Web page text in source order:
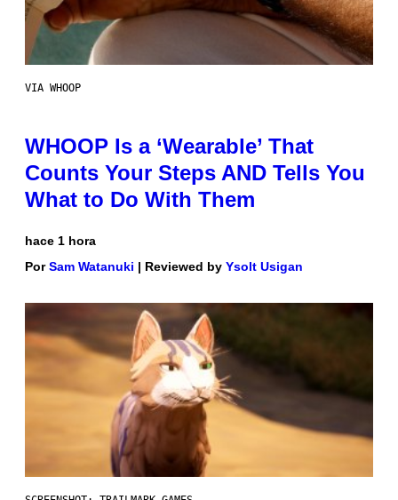
VIA WHOOP
WHOOP Is a ‘Wearable’ That
Counts Your Steps AND Tells You
What to Do With Them
hace 1 hora
PorSam Watanuki | Reviewed by Ysolt Usigan